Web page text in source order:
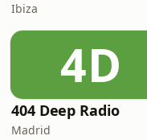
Ibiza
4D
404 Deep Radio
Madrid